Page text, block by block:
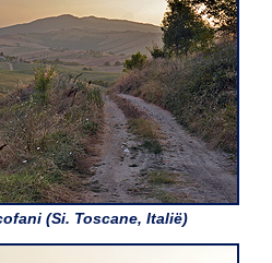
(Si. Toscane, Italië)